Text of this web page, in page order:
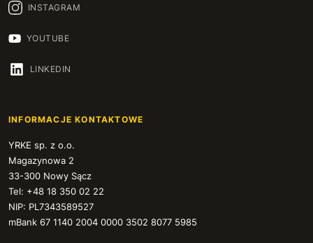
INSTAGRAM
YOUTUBE
LINKEDIN
INFORMACJE KONTAKTOWE
YRKE sp. z o.o.
Magazynowa 2
33-300 Nowy Sącz
Tel: +48 18 350 02 22
NIP: PL7343589527
mBank 67 1140 2004 0000 3502 8077 5985